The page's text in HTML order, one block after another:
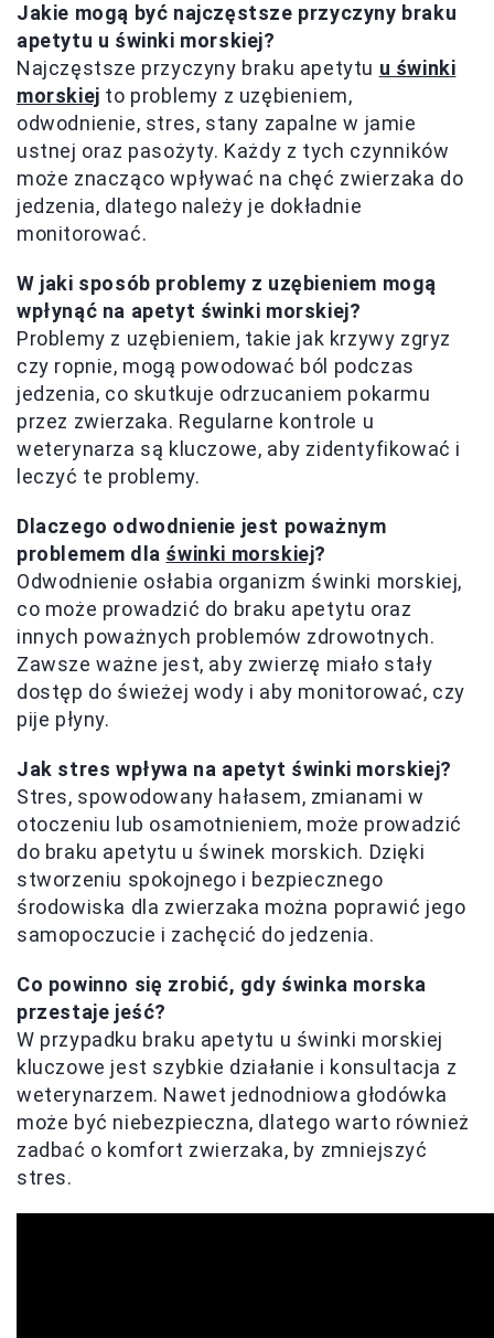
Jakie mogą być najczęstsze przyczyny braku
apetytu u świnki morskiej?
Najczęstsze przyczyny braku apetytu u świnki
morskiej to problemy z uzębieniem,
odwodnienie, stres, stany zapalne w jamie
ustnej oraz pasożyty. Każdy z tych czynników
może znacząco wpływać na chęć zwierzaka do
jedzenia, dlatego należy je dokładnie
monitorować.
W jaki sposób problemy z uzębieniem mogą
wpłynąć na apetyt świnki morskiej?
Problemy z uzębieniem, takie jak krzywy zgryz
czy ropnie, mogą powodować ból podczas
jedzenia, co skutkuje odrzucaniem pokarmu
przez zwierzaka. Regularne kontrole u
weterynarza są kluczowe, aby zidentyfikować i
leczyć te problemy.
Dlaczego odwodnienie jest poważnym
problemem dla świnki morskiej?
Odwodnienie osłabia organizm świnki morskiej,
co może prowadzić do braku apetytu oraz
innych poważnych problemów zdrowotnych.
Zawsze ważne jest, aby zwierzę miało stały
dostęp do świeżej wody i aby monitorować, czy
pije płyny.
Jak stres wpływa na apetyt świnki morskiej?
Stres, spowodowany hałasem, zmianami w
otoczeniu lub osamotnieniem, może prowadzić
do braku apetytu u świnek morskich. Dzięki
stworzeniu spokojnego i bezpiecznego
środowiska dla zwierzaka można poprawić jego
samopoczucie i zachęcić do jedzenia.
Co powinno się zrobić, gdy świnka morska
przestaje jeść?
W przypadku braku apetytu u świnki morskiej
kluczowe jest szybkie działanie i konsultacja z
weterynarzem. Nawet jednodniowa głodówka
może być niebezpieczna, dlatego warto również
zadbać o komfort zwierzaka, by zmniejszyć
stres.